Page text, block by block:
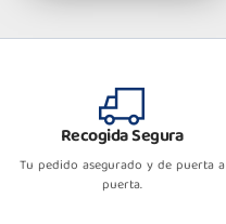
Recogida Segura
Tu pedido asegurado y de puerta a
puerta.